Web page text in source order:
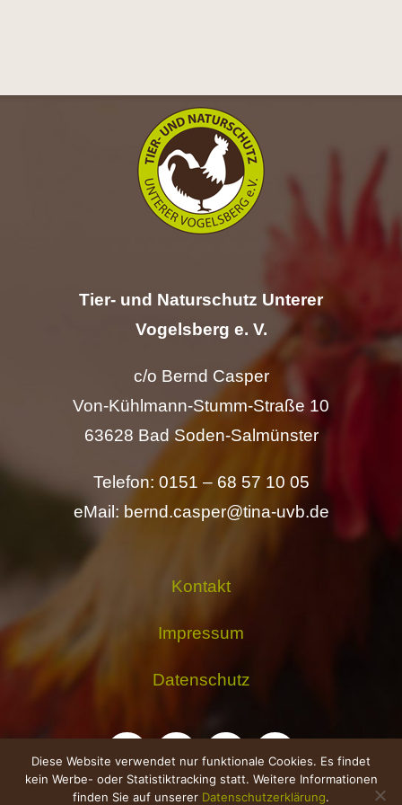
Tier- und Naturschutz Unterer
Vogelsberg e. V.
c/o Bernd Casper
Von-Kühlmann-Stumm-Straße 10
63628 Bad Soden-Salmünster
Telefon: 0151 – 68 57 10 05
eMail: bernd.casper@tina-uvb.de
Kontakt
Impressum
Datenschutz
Diese Website verwendet nur funktionale Cookies. Es findet
kein Werbe- oder Statistiktracking statt. Weitere Informationen
finden Sie auf unserer Datenschutzerklärung.